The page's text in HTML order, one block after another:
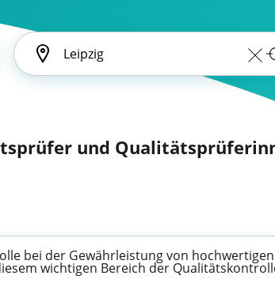
und
bei der Gewährleistung von
wichtigen Bereich der